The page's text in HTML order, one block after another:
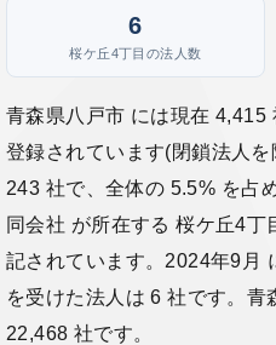
6
桜ケ丘4丁目の法人数
青森県八戸市 には現在 4,415
登録されています(閉鎖法人
243 社で、全体の 5.5% を占
同会社 が所在する 桜ケ丘4
記されています。2024年9月
を受けた法人は 6 社です。青
22,468 社です。